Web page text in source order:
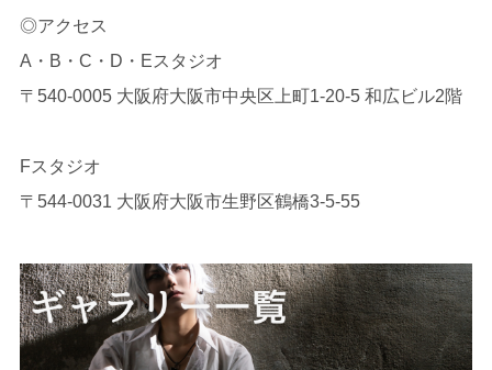
◎アクセス
A・B・C・D・Eスタジオ
〒540-0005 大阪府大阪市中央区上町1-20-5 和広ビル2階
Fスタジオ
〒544-0031 大阪府大阪市生野区鶴橋3-5-55